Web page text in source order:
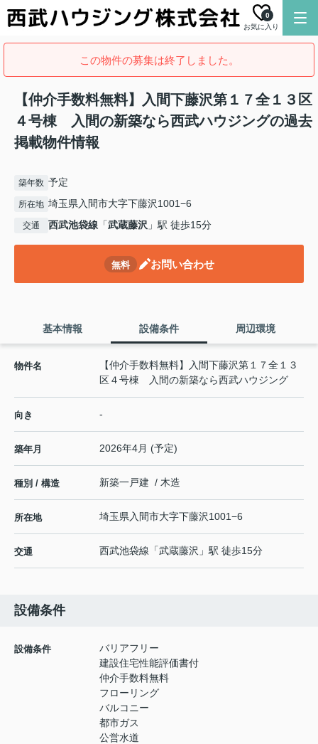
お気に入り
0
この物件の募集は終了しました。
【仲介手数料無料】入間下藤沢第１７全１３区
４号棟 入間の新築なら西武ハウジングの過去
掲載物件情報
築年数 予定
所在地 埼玉県入間市大字下藤沢1001−6
交通 西武池袋線 「武蔵藤沢 」駅 徒歩15分
無料 お問い合わせ
基本情報 設備条件 周辺環境
物件名
【仲介手数料無料】入間下藤沢第１７全１３
区４号棟 入間の新築なら西武ハウジング
向き -
築年月 2026年4月 (予定)
種別 / 構造 新築一戸建 / 木造
所在地 埼玉県 入間市大字下藤沢1001−6
交通 西武池袋線 「武蔵藤沢 」駅 徒歩15分
設備条件
設備条件
バリアフリー
建設住宅性能評価書付
仲介手数料無料
フローリング
バルコニー
都市ガス
公営水道